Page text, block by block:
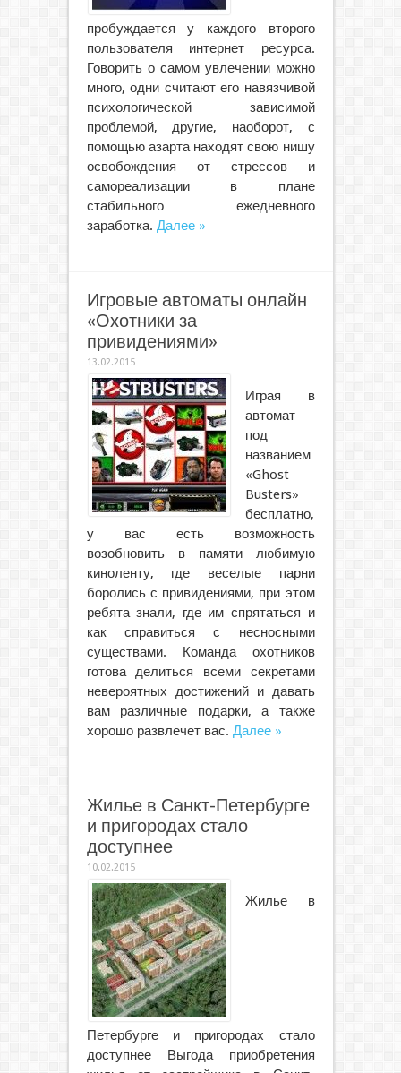
пробуждается у каждого второго
пользователя интернет ресурса.
Говорить о самом увлечении можно
много, одни считают его навязчивой
психологической зависимой
проблемой, другие, наоборот, с
помощью азарта находят свою нишу
освобождения от стрессов и
самореализации в плане
стабильного ежедневного
заработка. Далее »
Игровые автоматы онлайн
«Охотники за
привидениями»
13.02.2015
Играя в
автомат
под
названием
«Ghost
Busters»
бесплатно,
у вас есть возможность
возобновить в памяти любимую
киноленту, где веселые парни
боролись с привидениями, при этом
ребята знали, где им спрятаться и
как справиться с несносными
существами. Команда охотников
готова делиться всеми секретами
невероятных достижений и давать
вам различные подарки, а также
хорошо развлечет вас. Далее »
Жилье в Санкт-Петербурге
и пригородах стало
доступнее
10.02.2015
Жилье в
Петербурге и пригородах стало
доступнее Выгода приобретения